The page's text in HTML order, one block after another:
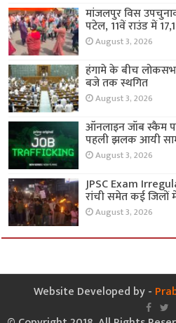
मांजलपुर विस
पटेल, 11वें राउंड में
August 3, 2026
हंगामे के बीच
बजे तक स्थगित
August 3, 2026
ऑनलाइन जॉब स्कैम
पहली झलक आयी
August 3, 2026
JPSC Exam
रांची समेत कई जिलों
August 3, 2026
Website Developed by -